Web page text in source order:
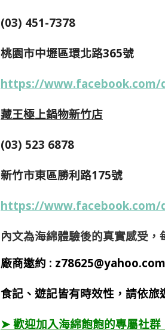
(03) 451-7378
桃園市中壢區環北路365號
https://www.facebook.com/
藏王極上鍋物新竹店
(03) 523 6878
新竹市東區勝利路175號
https://www.facebook.com/
內文為海綿體驗後的真實感受，
廠商邀約 :
食記、遊記皆有時效性，請依旅
➤ 歡迎加入海綿飽飽的專屬社群